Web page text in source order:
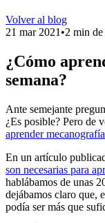
Volver al blog
21 mar 2021 •2 min de
¿Cómo
semana?
Ante semejante
¿Es posible? Pero de
aprender mecanografía
En un artículo
son necesarias para
hablábamos de unas
dejábamos claro que,
podía ser más que